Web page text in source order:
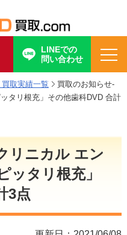
LINEでの
問い合わせ
取実績一覧
買取のお知らせ-
タリ根充」その他歯科DVD 合計
リニカル エン
ッタリ根充」
3点